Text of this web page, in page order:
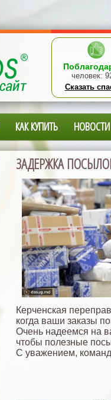
человек:
Сказать
КАК КУПИТЬ НОВОСТИ
ЗАДЕРЖКА
Керченская
когда ваши заказы
Очень надеемся на
чтобы полезные
С уважением,